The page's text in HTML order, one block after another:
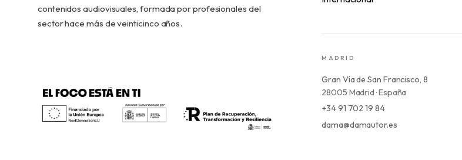
contenidos audiovisuales, formada por profesionales del
sector hace más de veinticinco años.
MADRID
Gran Vía de San Francisco, 8
28005 Madrid · España
+34 91 702 19 84
dama@damautor.es